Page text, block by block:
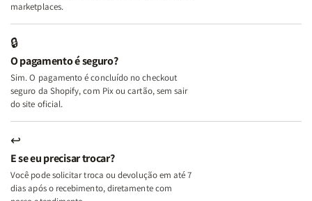
Lar
Lar
marketplaces.
🔒
O pagamento é seguro?
Sim. O pagamento é concluído no checkout
seguro da Shopify, com Pix ou cartão, sem sair
do site oficial.
↩
E se eu precisar trocar?
Você pode solicitar troca ou devolução em até 7
dias após o recebimento, diretamente com